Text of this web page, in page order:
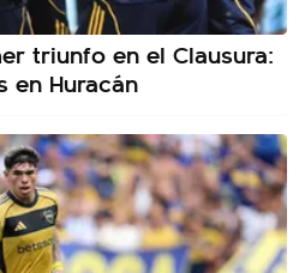
triunfo en el Clausura:
en Huracán